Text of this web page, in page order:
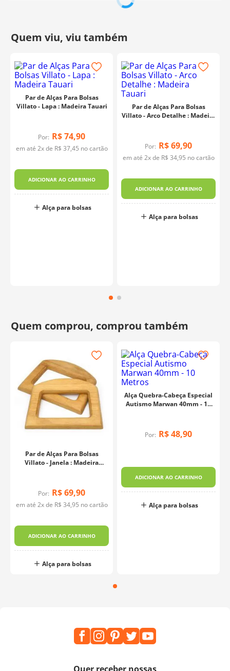
escolha versátil para projetos do dia a dia ou peças
resultado final. Combine essa alça com diferentes
texturas e cores para criar composições que se
Composição:100% Resina
Tamanho Aproximado:
12,9cm
Fabricante:Botelho & Cia
Par de Alças Para Bolsas
Villato - Lapa : Madeira Tauari
Por: R$74,90
em até 2x de R$ 37,45 no cartão
ADICIONAR AO CARRINHO
Alça para bolsas
Par de Alças Para Bolsas
Villato - Arco Detalhe : Madeira
Por: R$69,90
em até 2x de R$ 34,95 no cartão
ADICIONAR AO CARRINHO
Alça para bolsas
Par de Alças Para Bolsas
Villato - Janela : Madeira
Por: R$69,90
em até 2x de R$ 34,95 no cartão
ADICIONAR AO CARRINHO
Alça para bolsas
Alça Quebra-Cabeça Especial
Autismo Marwan 40mm - 10
Por: R$48,90
ADICIONAR AO CARRINHO
Alça para bolsas